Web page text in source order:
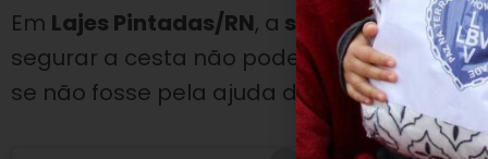
Em Lajes Pintadas/RN, a sra. Vitória Selma
segurar a cesta não pode conter a
se não fosse pela ajuda da Legião da